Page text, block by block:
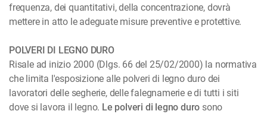
frequenza, dei quantitativi, della concentrazione, dovrà
mettere in atto le adeguate misure preventive e protettive.
POLVERI DI LEGNO DURO
Risale ad inizio 2000 (Dlgs. 66 del 25/02/2000) la normativa
che limita l'esposizione alle polveri di legno duro dei
lavoratori delle segherie, delle falegnamerie e di tutti i siti
dove si lavora il legno. Le polveri di legno duro sono